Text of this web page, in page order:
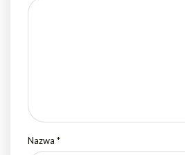
Nazwa *